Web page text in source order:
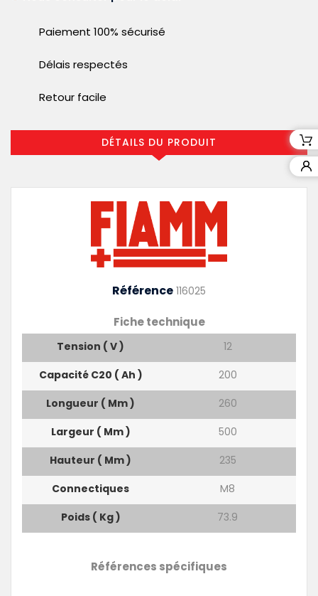
Paiement 100% sécurisé
Délais respectés
Retour facile
DÉTAILS DU PRODUIT
Référence 116025
Fiche technique
Tension ( V )
12
Capacité C20 ( Ah )
200
Longueur ( Mm )
260
Largeur ( Mm )
500
Hauteur ( Mm )
235
Connectiques
M8
Poids ( Kg )
73.9
Références spécifiques